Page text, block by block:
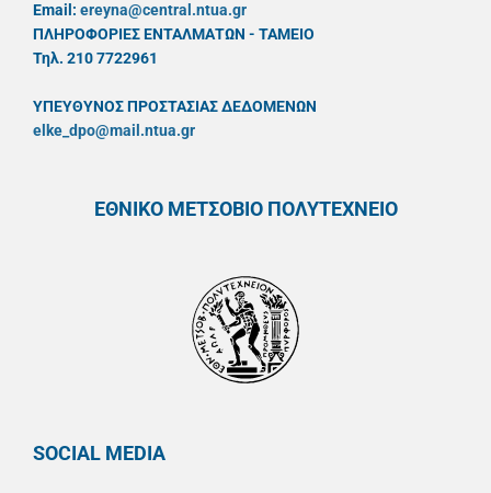
Email: ereyna@central.ntua.gr
ΠΛΗΡΟΦΟΡΙΕΣ ΕΝΤΑΛΜΑΤΩΝ - ΤΑΜΕΙΟ
Τηλ. 210 7722961
ΥΠΕΥΘYΝΟΣ ΠΡΟΣΤΑΣΙΑΣ ΔΕΔΟΜΕΝΩΝ
elke_dpo@mail.ntua.gr
ΕΘΝΙΚΟ ΜΕΤΣΟΒΙΟ ΠΟΛΥΤΕΧΝΕΙΟ
SOCIAL MEDIA